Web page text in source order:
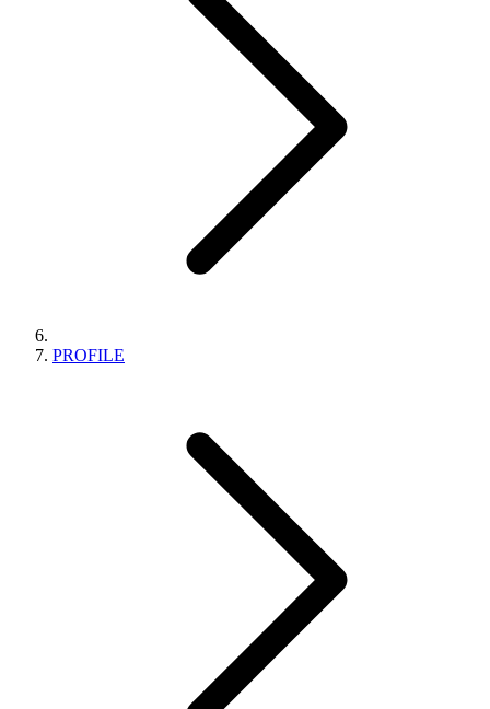
PROFILE